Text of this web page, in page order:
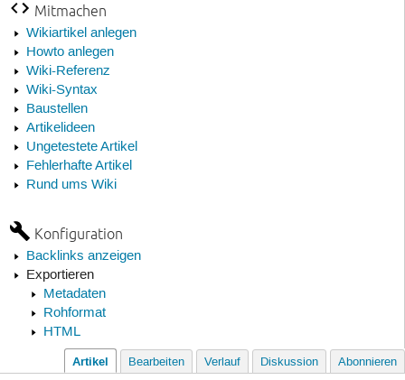
Mitmachen
Wikiartikel anlegen
Howto anlegen
Wiki-Referenz
Wiki-Syntax
Baustellen
Artikelideen
Ungetestete Artikel
Fehlerhafte Artikel
Rund ums Wiki
Konfiguration
Backlinks anzeigen
Exportieren
Metadaten
Rohformat
HTML
Artikel Bearbeiten Verlauf Diskussion Abonnieren